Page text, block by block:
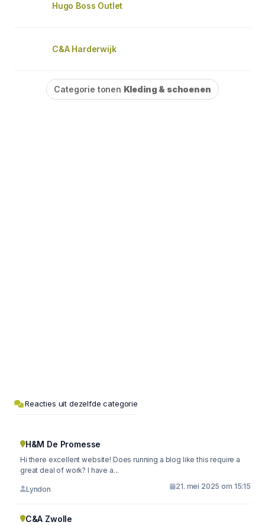
Hugo Boss Outlet
C&A Harderwijk
Categorie tonen Kleding & schoenen
Reacties uit dezelfde categorie
H&M De Promesse
Hi there excellent website! Does running a blog like this require a
great deal of work? I have a...
Lyndon 21. mei 2025 om 15:15
C&A Zwolle